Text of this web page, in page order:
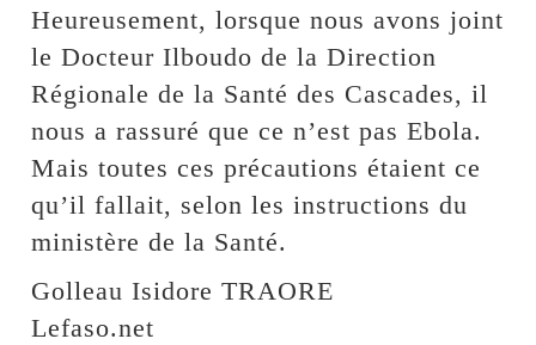
Heureusement, lorsque nous avons joint
le Docteur Ilboudo de la Direction
Régionale de la Santé des Cascades, il
nous a rassuré que ce n’est pas Ebola.
Mais toutes ces précautions étaient ce
qu’il fallait, selon les instructions du
ministère de la Santé.
Golleau Isidore TRAORE
Lefaso.net